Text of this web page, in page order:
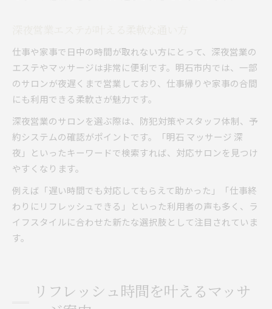
仕事や家事で日中の時間が取れない方にとって、深夜営業の
エステやマッサージは非常に便利です。明石市内では、一部
のサロンが夜遅くまで営業しており、仕事帰りや家事の合間
にも利用できる柔軟さが魅力です。
深夜営業のサロンを選ぶ際は、防犯対策やスタッフ体制、予
約システムの確認がポイントです。「明石 マッサージ 深
夜」といったキーワードで検索すれば、対応サロンを見つけ
やすくなります。
例えば「遅い時間でも対応してもらえて助かった」「仕事終
わりにリフレッシュできる」といった利用者の声も多く、ラ
イフスタイルに合わせた新たな選択肢として注目されていま
す。
リフレッシュ時間を叶えるマッサ